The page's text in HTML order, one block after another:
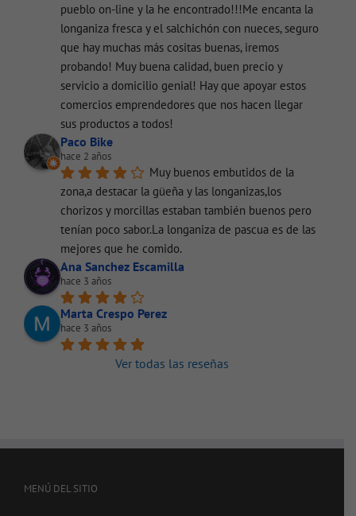
pueblo on-line y la he encontrado!!!Me encanta la
longaniza fresca y el salchichón con nueces, seguro
que hay muchas más cositas buenas, iremos
probando! Muy buena calidad, buen precio y
servicio a domicilio genial! Hay que apoyar estos
comercios emprendedores que nos hacen llegar
sus productos a todos!
Paco Bike
hace 2 años
Muy buenos embutidos de la
zona,a destacar la güeña y las longanizas,los
chorizos y morcillas estaban también buenos pero
tenían poco sabor.La longaniza de pascua es de las
mejores que he comido.
Ana Sanchez Escamilla
hace 3 años
Marta Crespo Perez
hace 3 años
Ver todas las reseñas
MENÚ DEL SITIO